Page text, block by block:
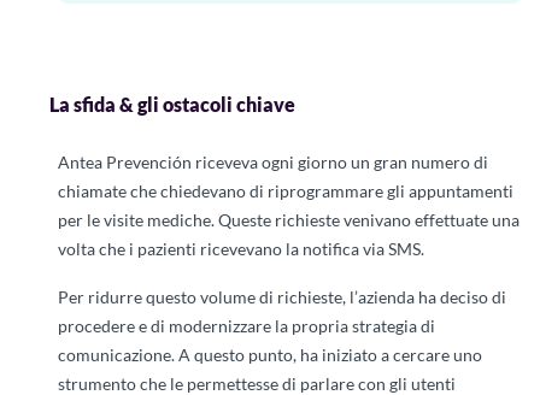
La sfida & gli ostacoli chiave
Antea Prevención riceveva ogni giorno un gran numero di
chiamate che chiedevano di riprogrammare gli appuntamenti
per le visite mediche. Queste richieste venivano effettuate una
volta che i pazienti ricevevano la notifica via SMS.
Per ridurre questo volume di richieste, l’azienda ha deciso di
procedere e di modernizzare la propria strategia di
comunicazione. A questo punto, ha iniziato a cercare uno
strumento che le permettesse di parlare con gli utenti